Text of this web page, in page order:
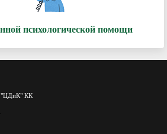
психологической помощи
КК